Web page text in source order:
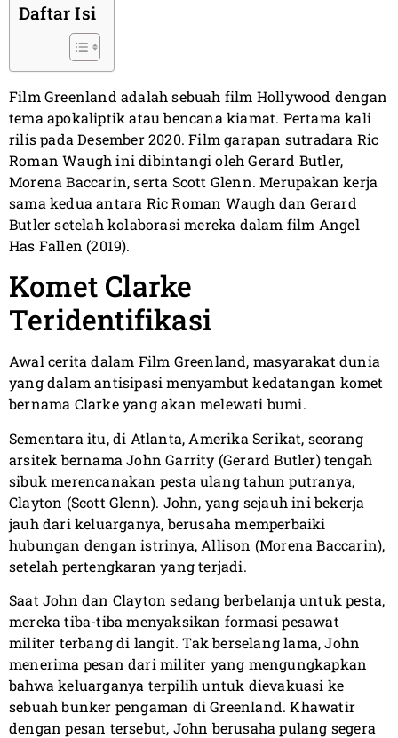
Daftar Isi
Film Greenland adalah sebuah film Hollywood dengan
tema apokaliptik atau bencana kiamat. Pertama kali
rilis pada Desember 2020. Film garapan sutradara Ric
Roman Waugh ini dibintangi oleh Gerard Butler,
Morena Baccarin, serta Scott Glenn. Merupakan kerja
sama kedua antara Ric Roman Waugh dan Gerard
Butler setelah kolaborasi mereka dalam film Angel
Has Fallen (2019).
Komet Clarke
Teridentifikasi
Awal cerita dalam Film Greenland, masyarakat dunia
yang dalam antisipasi menyambut kedatangan komet
bernama Clarke yang akan melewati bumi.
Sementara itu, di Atlanta, Amerika Serikat, seorang
arsitek bernama John Garrity (Gerard Butler) tengah
sibuk merencanakan pesta ulang tahun putranya,
Clayton (Scott Glenn). John, yang sejauh ini bekerja
jauh dari keluarganya, berusaha memperbaiki
hubungan dengan istrinya, Allison (Morena Baccarin),
setelah pertengkaran yang terjadi.
Saat John dan Clayton sedang berbelanja untuk pesta,
mereka tiba-tiba menyaksikan formasi pesawat
militer terbang di langit. Tak berselang lama, John
menerima pesan dari militer yang mengungkapkan
bahwa keluarganya terpilih untuk dievakuasi ke
sebuah bunker pengaman di Greenland. Khawatir
dengan pesan tersebut, John berusaha pulang segera